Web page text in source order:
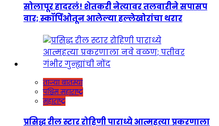
सोलापूर हादरलं! शेतकरी नेत्यावर तलवारीने सपासप
वार; स्कॉर्पिओतून आलेल्या हल्लेखोरांचा थरार
ताज्या बातम्या
पश्चिम महाराष्ट्र
महाराष्ट्र
प्रसिद्ध रील स्टार रोहिणी पाराध्ये आत्महत्या प्रकरणाला